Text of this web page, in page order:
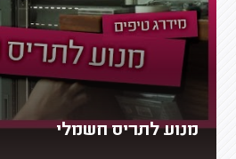
מנוע לתריס חשמלי